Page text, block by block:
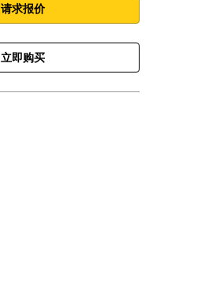
请求报价
立即购买